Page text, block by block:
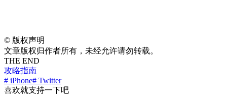
© 版权声明
文章版权归作者所有，未经允许请勿转载。
THE END
攻略指南
# iPhone# Twitter
喜欢就支持一下吧